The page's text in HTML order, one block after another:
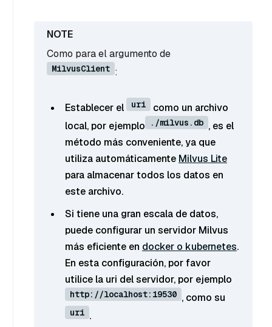
Como para el argumento de
MilvusClient :
Establecer el uri
como un archivo
local, por ejemplo
./milvus.db , es el
método más conveniente, ya que
utiliza automáticamente Milvus Lite
para almacenar todos los datos en
este archivo.
Si tiene una gran escala de datos,
puede configurar un servidor Milvus
más eficiente en docker o kubernetes.
En esta configuración, por favor
utilice la uri del servidor, por ejemplo
http://localhost:19530 , como su
uri .